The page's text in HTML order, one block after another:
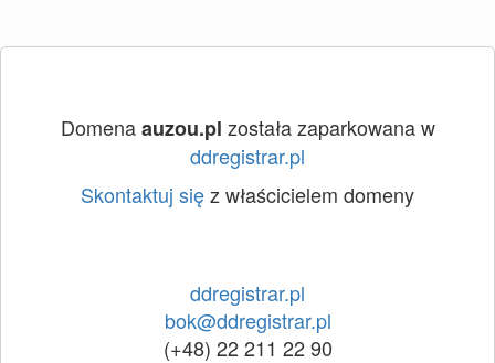
Domenaauzou.pl została zaparkowana w
ddregistrar.pl
Skontaktuj sięz właścicielem domeny
ddregistrar.pl
bok@ddregistrar.pl
(+48) 22 211 22 90